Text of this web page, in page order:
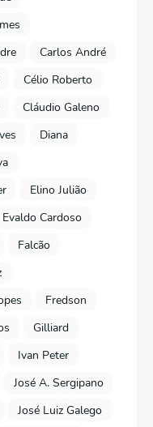
Carlos André
Célio Roberto
Cláudio Galeno
Diana
Elino Julião
Evaldo Cardoso
Falcão
Fredson
Gilliard
Ivan Peter
José A. Sergipano
José Luiz Galego